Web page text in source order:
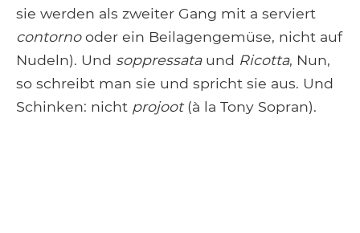
sie werden als zweiter Gang mit a serviert
contornooder ein Beilagengemüse, nicht auf
Nudeln). Und soppressataund Ricotta, Nun,
so schreibt man sie und spricht sie aus. Und
Schinken: nicht projoot(à la Tony Sopran).